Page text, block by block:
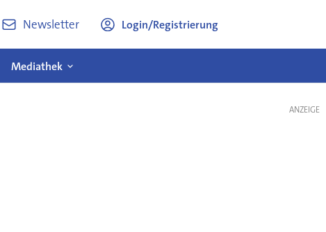
Newsletter Login/Registrierung
Mediathek
ANZEIGE